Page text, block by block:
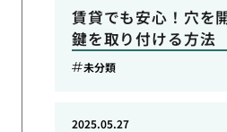
賃貸でも安心！穴を
鍵を取り付ける方法
未分類
2025.05.27